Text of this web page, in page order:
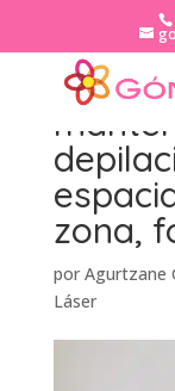
Plan
zona,
por Agurtzane
Láser